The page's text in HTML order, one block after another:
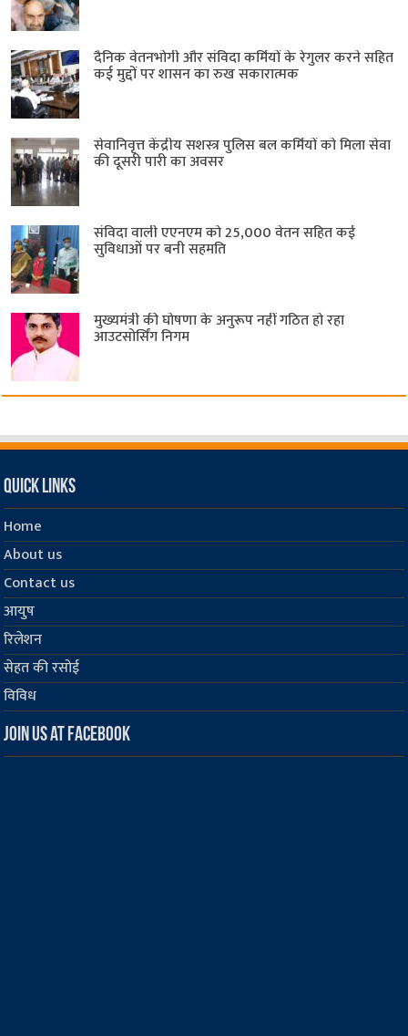
दैनिक वेतनभोगी और संविदा कर्मियों के रेगुलर करने सहित
कई मुद्दों पर शासन का रुख सकारात्मक
सेवानिवृत्त केंद्रीय सशस्त्र पुलिस बल ​कर्मियों को मिला सेवा
की दूसरी पारी का अवसर
संविदा वाली एएनएम को 25,000 वेतन सहित कई
सुविधाओं पर बनी सहमति
मुख्यमंत्री की घोषणा के अनुरूप नहीं गठित हो रहा
आउटसोर्सिंग निगम
Quick Links
Home
About us
Contact us
आयुष
रिलेशन
सेहत की रसोई
विविध
Join us at Facebook